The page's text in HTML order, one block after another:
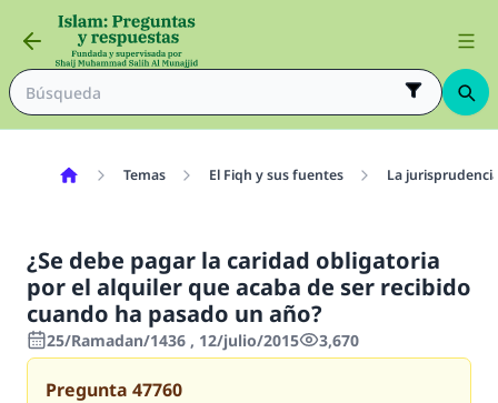
Temas El Fiqh y sus fuentes La
¿Se debe pagar la caridad obligatoria
por el alquiler que acaba de ser recibido
cuando ha pasado un año?
25/Ramadan/1436 , 12/julio/2015 3,670
Pregunta 47760